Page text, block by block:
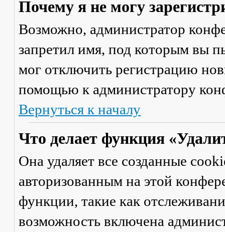
Почему я не могу
Возможно, администратор
запретил имя, под которым вы
мог отключить регистрацию
помощью к администратору
Вернуться к началу
Что делает функция
Она удаляет все созданные
авторизованным на этой
функции, такие как
возможность включена